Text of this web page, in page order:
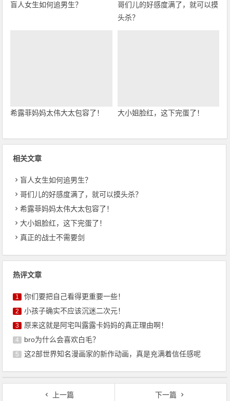
盲人女生如何追男生？
哥们儿的好感度满了，就可以摸
头杀？
希露菲妈妈太伟大太包容了！ 大小姐脸红，这下完蛋了！
相关文章
盲人女生如何追男生？
哥们儿的好感度满了，就可以摸头杀？
希露菲妈妈太伟大太包容了！
大小姐脸红，这下完蛋了！
真正的战士不需要剑
热评文章
1 你们要把自己看得更重要一些！
2 小孩子确实不应该沉迷二次元！
3 原来这就是阿宅叫露露卡妈妈的真正理由啊！
4 bro为什么会喜欢白毛？
5 这2部世界知名漫画家的新作动画，真是充满着信任感呢
上一篇
下一篇